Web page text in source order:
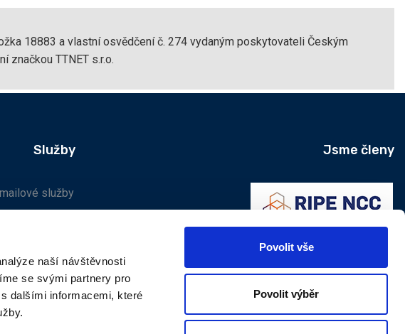
naší návštěvnosti
se svými partnery pro
dalšími informacemi, které
Povolit vše
Povolit výběr
18883 a vlastní osvědčení č. 274 vydaným poskytovateli Českým
značkou TTNET s.r.o.
Služby
služby
zóna
Test rychlosti
Jsme členy